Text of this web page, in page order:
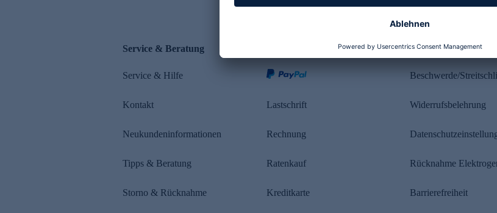
Service & Beratung
Service & Hilfe
Kontakt
Neukundeninformationen
Tipps & Beratung
Storno & Rücknahme
Lastschrift
Rechnung
Ratenkauf
Kreditkarte
Rechtliches
Beschwerde/
Widerrufsbelehrung
Rücknahme
Barrierefreiheit